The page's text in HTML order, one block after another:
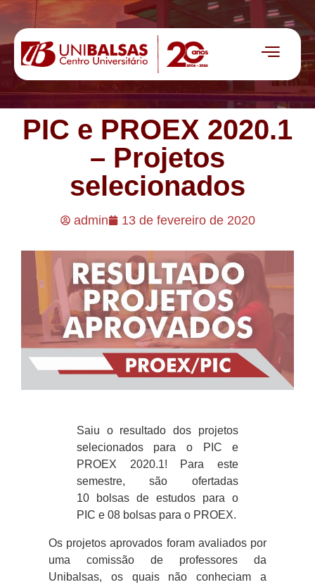
PIC e PROEX 2020.1
– Projetos
selecionados
admin 13 de fevereiro de 2020
Saiu o resultado dos projetos
selecionados para o PIC e
PROEX 2020.1! Para este
semestre, são ofertadas
10 bolsas de estudos para o
PIC e 08 bolsas para o PROEX.
Os projetos aprovados foram avaliados por
uma comissão de professores da
Unibalsas, os quais não conheciam a